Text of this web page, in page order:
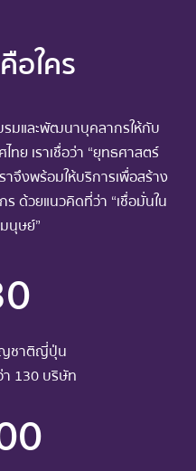
อใคร
มและพัฒนาบุคลากรให้กับ
ย เราเชื่อว่า “ยุทธศาสตร์
จึงพร้อมให้บริการเพื่อสร้าง
ด้วยแนวคิดที่ว่า “เชื่อมั่นใน
นุษย์”
ชาติญี่ปุ่น
า 130 บริษัท